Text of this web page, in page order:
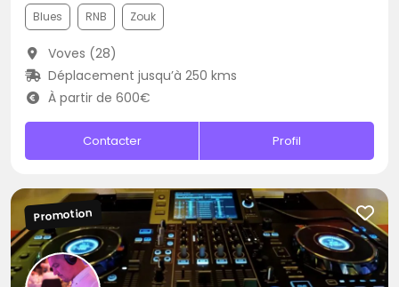
Blues RNB Zouk
Voves (28)
Déplacement jusqu’à 250 kms
À partir de 600€
Contacter Profil
Promotion